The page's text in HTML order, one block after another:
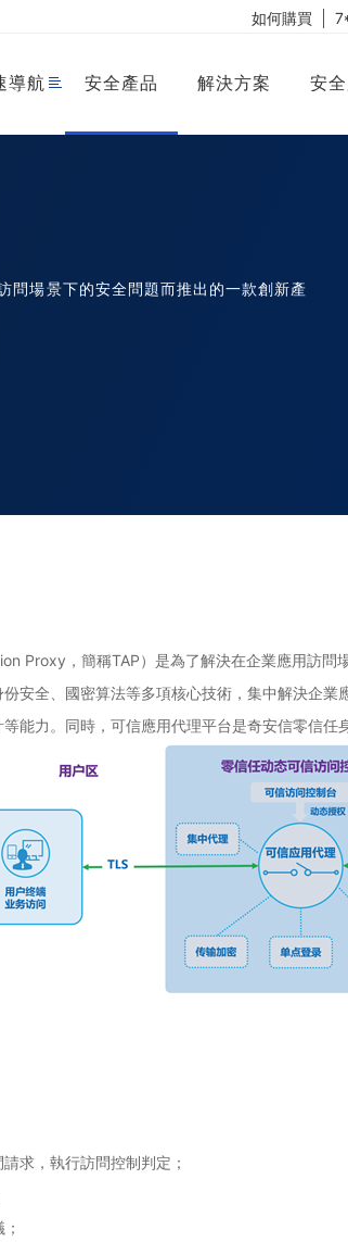
如何購買
導航 安全產品 解決方案 安
問場景下的安全問題而推出的一款創新產
Proxy，簡稱TAP）是為了解決在企業應用訪問
安全、國密算法等多項核心技術，集中解決企
能力。同時，可信應用代理平台是奇安信零信任
求，執行訪問控制判定；